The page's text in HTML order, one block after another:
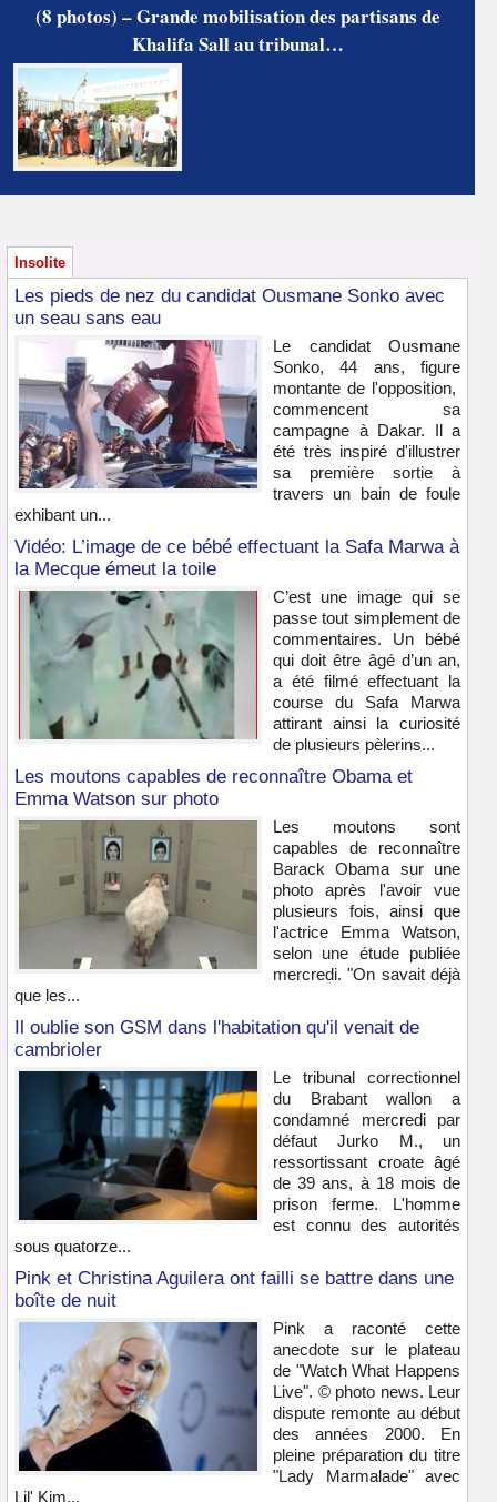
(8 photos) – Grande mobilisation des partisans de
Khalifa Sall au tribunal…
Insolite
Les pieds de nez du candidat Ousmane Sonko avec
un seau sans eau
Le candidat Ousmane
Sonko, 44 ans, figure
montante de l'opposition,
commencent sa
campagne à Dakar. Il a
été très inspiré d'illustrer
sa première sortie à
travers un bain de foule
exhibant un...
Vidéo: L’image de ce bébé effectuant la Safa Marwa à
la Mecque émeut la toile
C’est une image qui se
passe tout simplement de
commentaires. Un bébé
qui doit être âgé d’un an,
a été filmé effectuant la
course du Safa Marwa
attirant ainsi la curiosité
de plusieurs pèlerins...
Les moutons capables de reconnaître Obama et
Emma Watson sur photo
Les moutons sont
capables de reconnaître
Barack Obama sur une
photo après l'avoir vue
plusieurs fois, ainsi que
l'actrice Emma Watson,
selon une étude publiée
mercredi. "On savait déjà
que les...
Il oublie son GSM dans l'habitation qu'il venait de
cambrioler
Le tribunal correctionnel
du Brabant wallon a
condamné mercredi par
défaut Jurko M., un
ressortissant croate âgé
de 39 ans, à 18 mois de
prison ferme. L'homme
est connu des autorités
sous quatorze...
Pink et Christina Aguilera ont failli se battre dans une
boîte de nuit
Pink a raconté cette
anecdote sur le plateau
de "Watch What Happens
Live". © photo news. Leur
dispute remonte au début
des années 2000. En
pleine préparation du titre
"Lady Marmalade" avec
Lil' Kim...